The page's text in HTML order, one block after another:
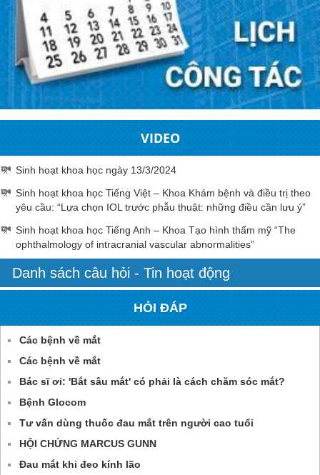
VIDEO
Sinh hoạt khoa học ngày 13/3/2024
Sinh hoạt khoa học Tiếng Việt – Khoa Khám bệnh và điều trị theo
yêu cầu: “Lựa chọn IOL trước phẫu thuật: những điều cần lưu ý”
Sinh hoạt khoa học Tiếng Anh – Khoa Tạo hình thẩm mỹ “The
ophthalmology of intracranial vascular abnormalities”
Danh sách câu hỏi - Tin hoạt động
HỎI ĐÁP
Các bệnh về mắt
Các bệnh về mắt
Bác sĩ ơi: 'Bắt sâu mắt' có phải là cách chăm sóc mắt?
Bệnh Glocom
Tư vấn dùng thuốc đau mắt trên người cao tuổi
HỘI CHỨNG MARCUS GUNN
Đau mắt khi đeo kính lão